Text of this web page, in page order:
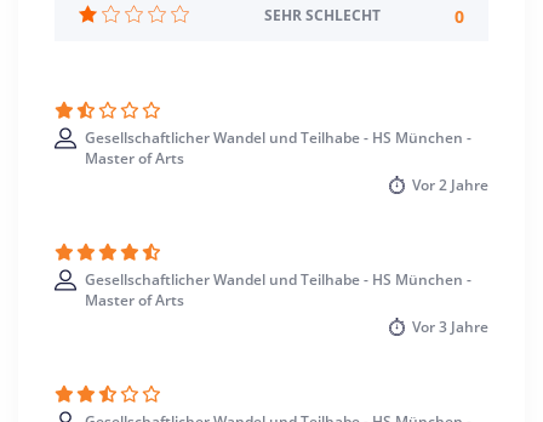
München >> München
SEHR SCHLECHT 0
Gesellschaftlicher Wandel und Teilhabe - HS München -
Master of Arts
Vor2 Jahre
Gesellschaftlicher Wandel und Teilhabe - HS München -
Master of Arts
Vor3 Jahre